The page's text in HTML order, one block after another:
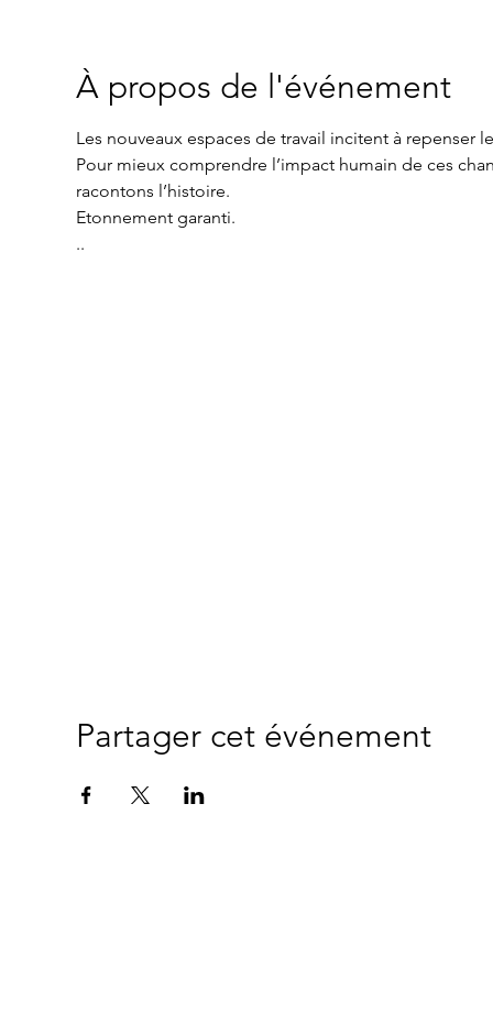
À propos de l'événement
Les nouveaux espaces de travail incitent à
Pour mieux comprendre l’impact humain de ces
Etonnement garanti.
..
Partager cet événement